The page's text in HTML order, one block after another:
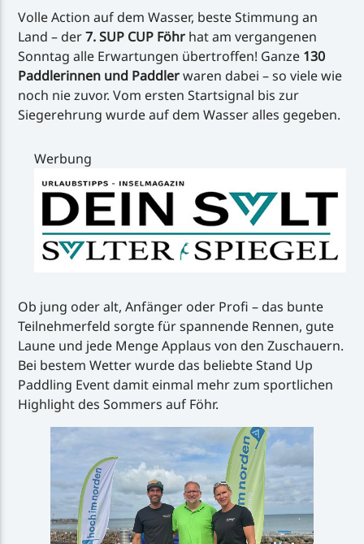
Volle Action auf dem Wasser, beste Stimmung an
Land – der7. SUP CUP Föhr hat am vergangenen
Sonntag alle Erwartungen übertroffen! Ganze 130
Paddlerinnen und Paddlerwaren dabei – so viele wie
noch nie zuvor. Vom ersten Startsignal bis zur
Siegerehrung wurde auf dem Wasser alles gegeben.
Werbung
Ob jung oder alt, Anfänger oder Profi – das bunte
Teilnehmerfeld sorgte für spannende Rennen, gute
Laune und jede Menge Applaus von den Zuschauern.
Bei bestem Wetter wurde das beliebte Stand Up
Paddling Event damit einmal mehr zum sportlichen
Highlight des Sommers auf Föhr.